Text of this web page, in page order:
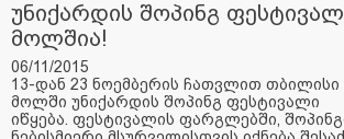
უნიქარდის შოპინგ
მოლშია!
06/11/2015
13-დან 23 ნოემბერის ჩათვლით თბილისი
მოლში უნიქარდის შოპინგ ფესტივალი
იწყება. ფესტივალის ფარგლებში,